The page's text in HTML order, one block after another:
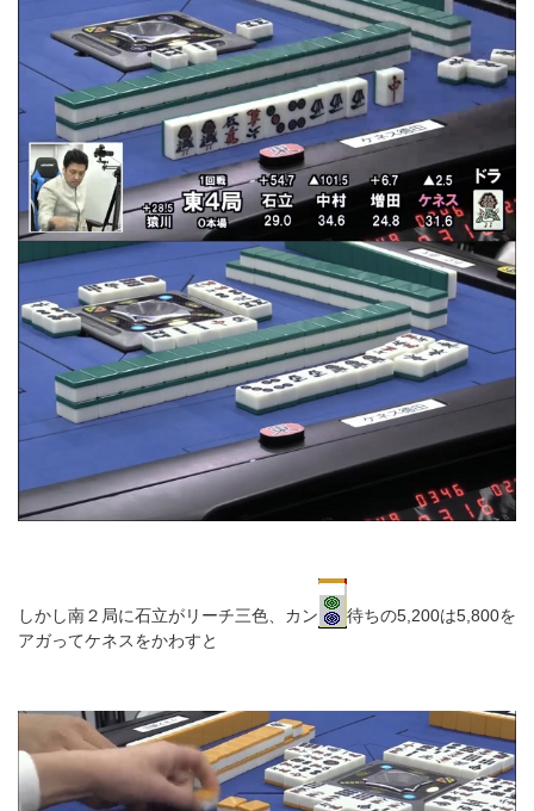
しかし南２局に石立がリーチ三色、カン
待ちの5,200は5,800を
アガってケネスをかわすと